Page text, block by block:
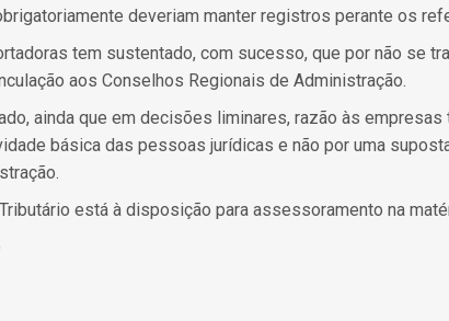
deveriam manter registros perante os
tem sustentado, com sucesso, que por não se
aos Conselhos Regionais de Administração.
ainda que em decisões liminares, razão às
básica das pessoas jurídicas e não por uma
está à disposição para assessoramento na